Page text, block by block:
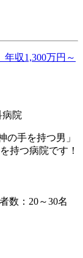
収1,300万円～
院
の手を持つ男」
持つ病院です！
数：20～30名